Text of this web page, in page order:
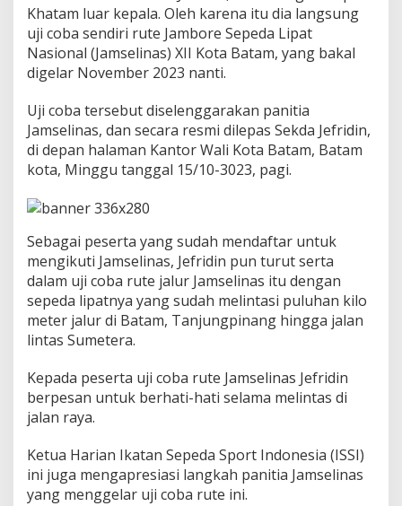
e
J
a
l
u
J
a
m
s
e
i
n
s
B
a
t
a
m
r
e
o
m
u
Khatam luar kepala. Oleh karena itu dia langsung
uji coba sendiri rute Jambore Sepeda Lipat
Nasional (Jamselinas) XII Kota Batam, yang bakal
digelar November 2023 nanti.
Uji coba tersebut diselenggarakan panitia
Jamselinas, dan secara resmi dilepas Sekda Jefridin,
di depan halaman Kantor Wali Kota Batam, Batam
kota, Minggu tanggal 15/10-3023, pagi.
Sebagai peserta yang sudah mendaftar untuk
mengikuti Jamselinas, Jefridin pun turut serta
dalam uji coba rute jalur Jamselinas itu dengan
sepeda lipatnya yang sudah melintasi puluhan kilo
meter jalur di Batam, Tanjungpinang hingga jalan
lintas Sumetera.
Kepada peserta uji coba rute Jamselinas Jefridin
berpesan untuk berhati-hati selama melintas di
jalan raya.
Ketua Harian Ikatan Sepeda Sport Indonesia (ISSI)
ini juga mengapresiasi langkah panitia Jamselinas
yang menggelar uji coba rute ini.